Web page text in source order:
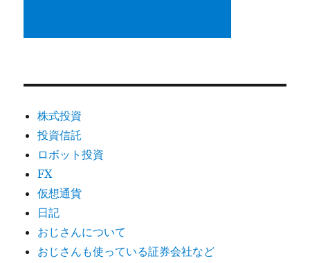
株式投資
投資信託
ロボット投資
FX
仮想通貨
日記
おじさんについて
おじさんも使っている証券会社など